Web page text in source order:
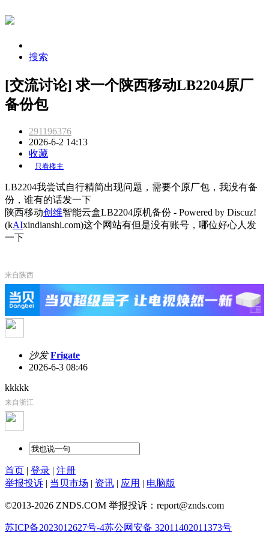
搜索
[交流讨论] 求一个陕西移动LB2204原厂
备份包
291196376
2026-6-2 14:13
收藏
只看楼主
LB2204我尝试自行精简出现问题，需要个原厂包，我没有备
份，谁有的话发一下
陕西移动创维智能云盒LB2204原机备份 - Powered by Discuz!
(kAIxindianshi.com)这个网站有但是没有账号，哪位好心人发
一下
来自陕西
沙发 Frigate
2026-6-3 08:46
kkkkk
来自浙江
首页 | 登录 | 注册
举报投诉 | 当贝市场 | 资讯 | 应用 | 电脑版
©2013-2026 ZNDS.COM 举报投诉：report@znds.com
苏ICP备2023012627号-4苏公网安备 32011402011373号